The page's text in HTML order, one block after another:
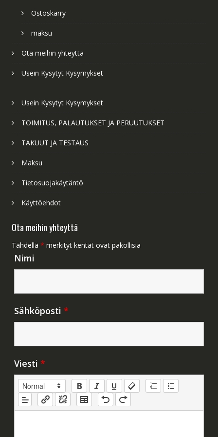
Ostoskärry
maksu
Ota meihin yhteyttä
Usein Kysytyt Kysymykset
Usein Kysytyt Kysymykset
TOIMITUS, PALAUTUKSET JA PERUUTUKSET
TAKUUT JA TESTAUS
Maksu
Tietosuojakäytäntö
Käyttöehdot
Ota meihin yhteyttä
Tähdellä * merkityt kentät ovat pakollisia
Nimi
Sähköposti *
Viesti *